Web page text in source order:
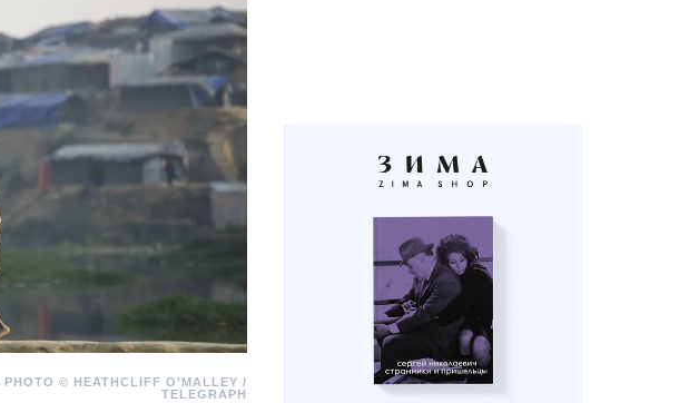
PHOTO © HEATHCLIFF O’MALLEY /
TELEGRAPH